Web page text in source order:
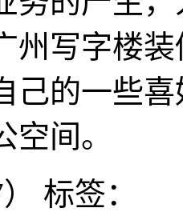
州写字楼
己的一些
空间。
标签：